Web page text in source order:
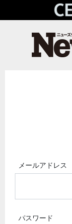
メールアドレス
パスワード